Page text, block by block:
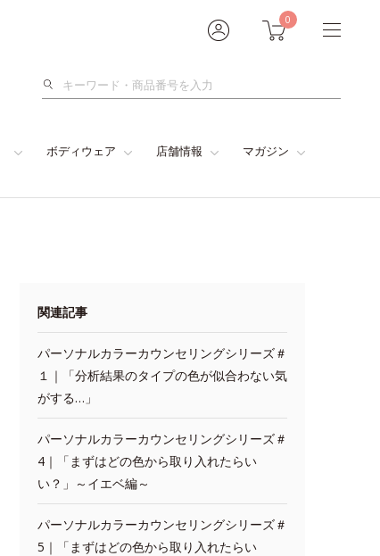
0
検
ボディウェア 店舗情報 マガジン
関連記事
パーソナルカラーカウンセリングシリーズ＃
１｜「分析結果のタイプの色が似合わない気
がする…」
パーソナルカラーカウンセリングシリーズ＃
4｜「まずはどの色から取り入れたらい
い？」～イエベ編～
パーソナルカラーカウンセリングシリーズ＃
5｜「まずはどの色から取り入れたらい